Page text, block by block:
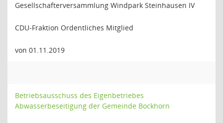
Gesellschafterversammlung Windpark Steinhausen IV
CDU-Fraktion Ordentliches Mitglied
von 01.11.2019
Betriebsausschuss des Eigenbetriebes
Abwasserbeseitigung der Gemeinde Bockhorn